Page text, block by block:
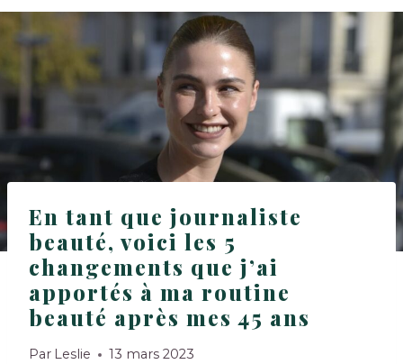
En tant que journaliste
beauté, voici les 5
changements que j’ai
apportés à ma routine
beauté après mes 45 ans
Par Leslie 13 mars 2023